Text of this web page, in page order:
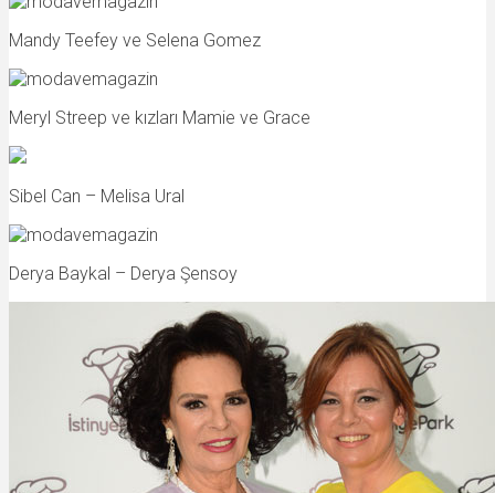
Mandy Teefey ve Selena Gomez
Meryl Streep ve kızları Mamie ve Grace
Sibel Can – Melisa Ural
Derya Baykal – Derya Şensoy